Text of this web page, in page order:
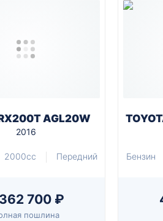
AGL20W
2016
2000cc Передний
700 ₽
пошлина
Бензин